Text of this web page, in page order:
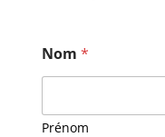
Nom *
Prénom